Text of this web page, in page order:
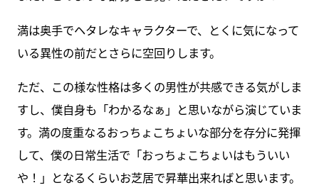
満は奥手でヘタレなキャラクターで、とくに気になって
いる異性の前だとさらに空回りします。
ただ、この様な性格は多くの男性が共感できる気がしま
すし、僕自身も「わかるなぁ」と思いながら演じていま
す。満の度重なるおっちょこちょいな部分を存分に発揮
して、僕の日常生活で「おっちょこちょいはもういい
や！」となるくらいお芝居で昇華出来ればと思います。